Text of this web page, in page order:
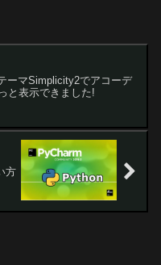
ーマSimplicity2でアコーデ
と表示できました!
方